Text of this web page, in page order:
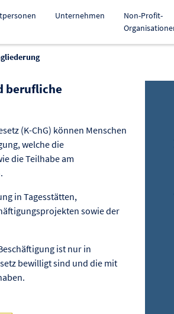
Unternehmen
Non-Profit-
berufliche
(K-ChG) können Menschen
welche die
die Teilhabe am
in Tagesstätten,
sowie der
ist nur in
bewilligt sind und die mit